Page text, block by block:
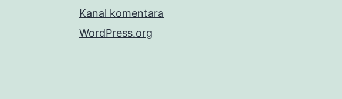
Kanal komentara
WordPress.org